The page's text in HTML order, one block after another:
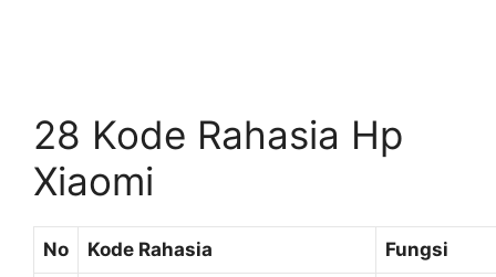
28 Kode Rahasia Hp
Xiaomi
No Kode Rahasia Fungsi